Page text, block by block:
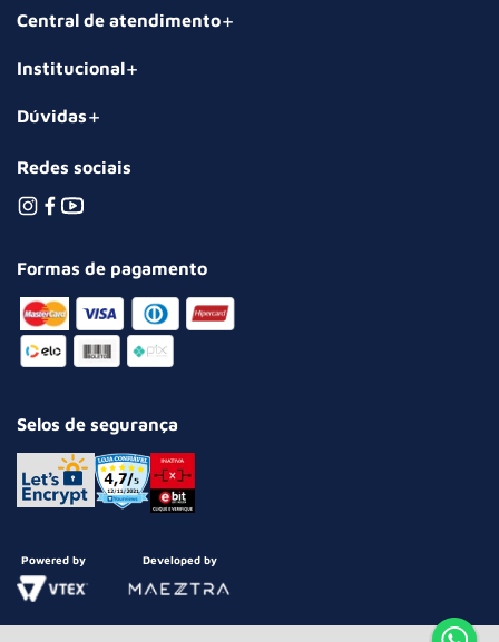
Central de atendimento
Institucional
Dúvidas
Redes sociais
Formas de pagamento
Selos de segurança
Powered by Developed by